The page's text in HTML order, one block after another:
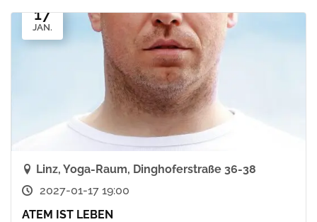
17
JAN.
Linz, Yoga-Raum, Dinghoferstraße 36-38
2027-01-17 19:00
ATEM IST LEBEN